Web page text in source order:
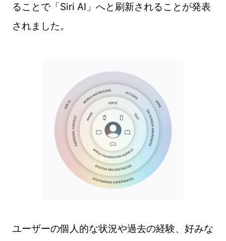
ることで「Siri AI」へと刷新されることが発表
されました。
ユーザーの個人的な状況や過去の経験、好みな